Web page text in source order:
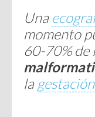
Una
momento
60-70% de
la gestación